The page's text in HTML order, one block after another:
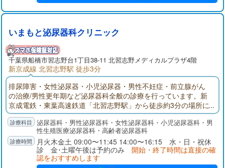
いまもと泌尿器科クリニック
千葉県船橋市習志野台1丁目38-11 北習志野メディカルプラザ4階
新京成線 北習志野駅 徒歩3分
排尿障害・女性泌尿器・小児泌尿器・男性不妊症・前立腺がん
の治療/男性更年期など泌尿器科全般の診療を行っています。新
京成電鉄・東葉高速鉄道「北習志野駅」から徒歩約3分の場所に
あります。仕事で忙しい方も通いやすく、移動もスムーズで
す。遠方からも通いやすい立地です。泌尿器科専門医・指導医
として泌尿器科疾患一般の診療に、日本生殖医学会認定の生殖
医療専門医として男性不妊症診療に、真摯に従事して参りま
泌尿器科・男性泌尿器科・女性泌尿器科・小児泌尿器科・男
性生殖医療泌尿器科・高齢者泌尿器科
月火木金土 09:00〜11:45 14:00〜16:15 水・日・祝休
診 金･土曜午後は予約のみ 開始・終了時間は直接の確
認をおすすめします